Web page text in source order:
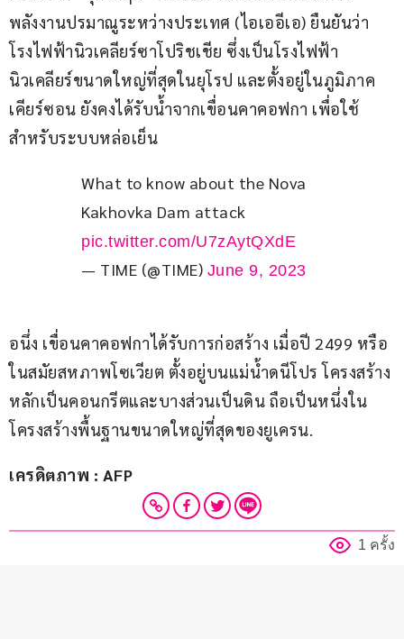
พลังงานปรมาณูระหว่างประเทศ (ไอเออีเอ) ยืนยันว่า
โรงไฟฟ้านิวเคลียร์ซาโปริชเชีย ซึ่งเป็นโรงไฟฟ้า
นิวเคลียร์ขนาดใหญ่ที่สุดในยุโรป และตั้งอยู่ในภูมิภาค
เคียร์ซอน ยังคงได้รับน้ำจากเขื่อนคาคอฟกา เพื่อใช้
สำหรับระบบหล่อเย็น
What to know about the Nova
Kakhovka Dam attack
pic.twitter.com/U7zAytQXdE
— TIME (@TIME) June 9, 2023
อนึ่ง เขื่อนคาคอฟกาได้รับการก่อสร้าง เมื่อปี 2499 หรือ
ในสมัยสหภาพโซเวียต ตั้งอยู่บนแม่น้ำดนีโปร โครงสร้าง
หลักเป็นคอนกรีตและบางส่วนเป็นดิน ถือเป็นหนึ่งใน
โครงสร้างพื้นฐานขนาดใหญ่ที่สุดของยูเครน.
เครดิตภาพ : AFP
1 ครั้ง